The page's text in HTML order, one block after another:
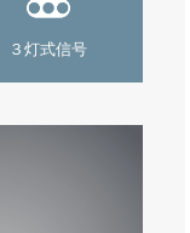
３灯式信号